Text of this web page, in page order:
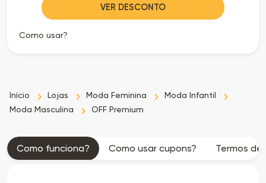
VER DESCONTO
Como usar?
Início Lojas Moda Feminina
Moda Infantil
Moda Masculina
OFF Premium
Como funciona? Como usar cupons? Termos de